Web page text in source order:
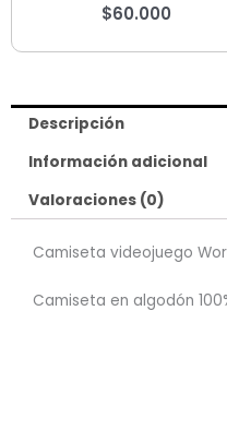
$80.000
Descripción
Información adicional
Valoraciones (0)
Camiseta videojuego
Camiseta en algodón